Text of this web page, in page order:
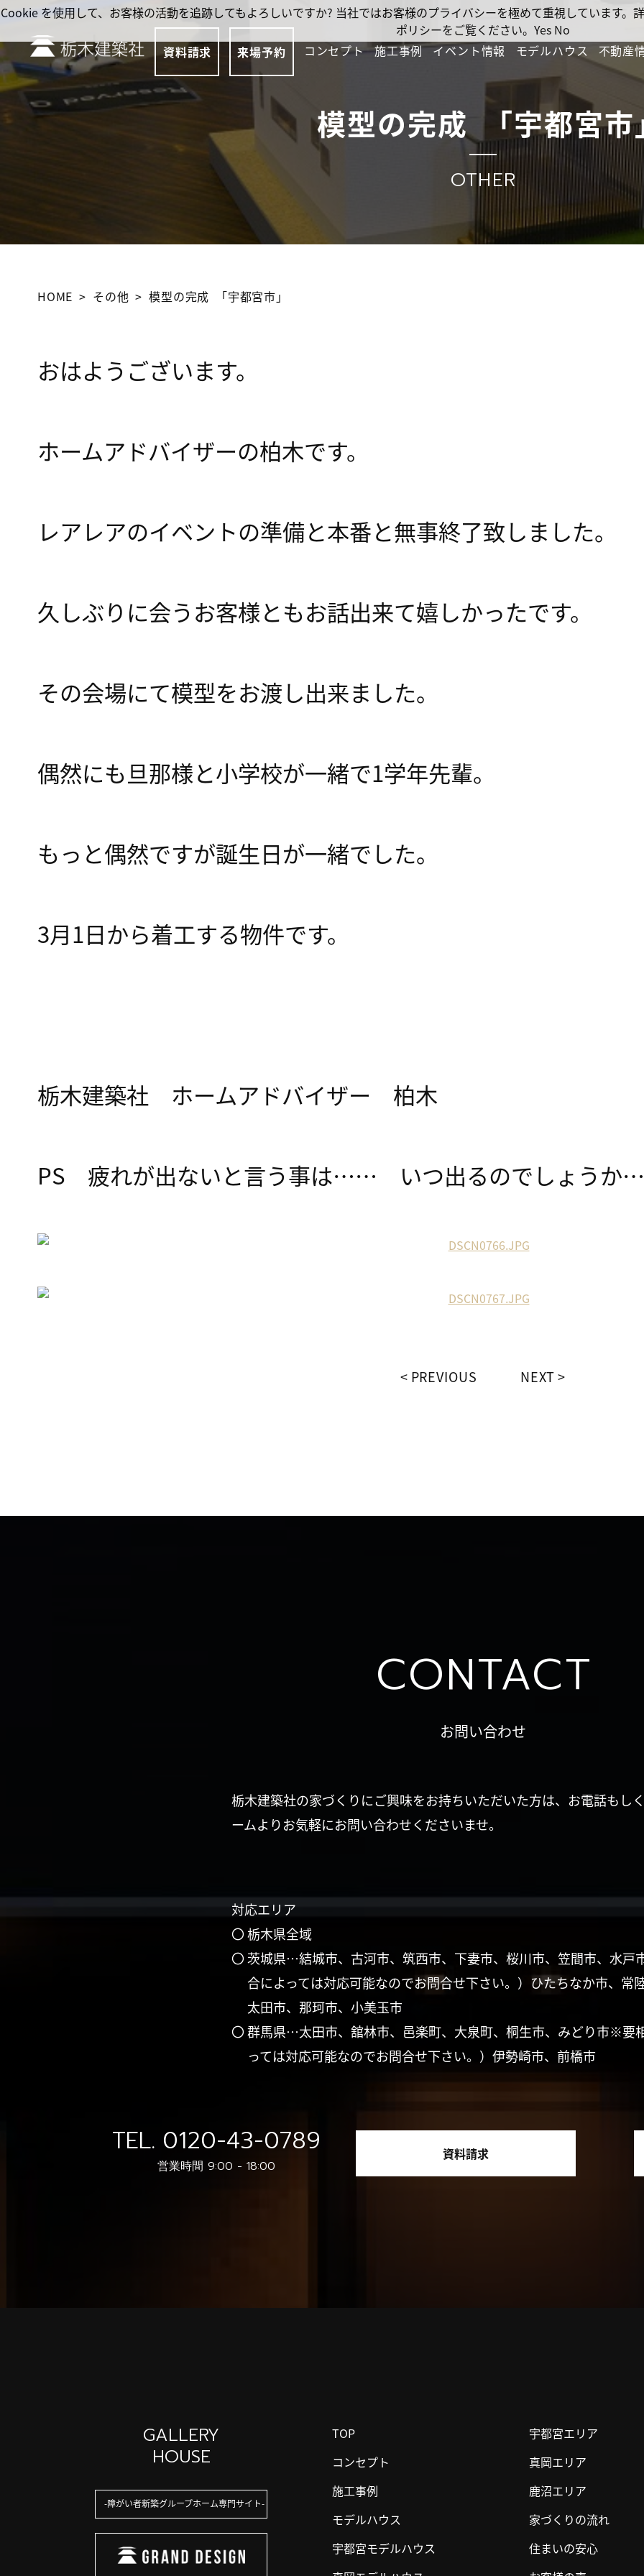
資料請求 来場予約 コンセプト 施工事例 イベント情報 モデルハウス 不動産
模型の完成 ｢宇都宮市
OTHER
HOME その他 模型の完成 ｢宇都宮市｣
おはようございます。
ホームアドバイザーの柏木です。
レアレアのイベントの準備と本番と無事終了致しました。
久しぶりに会うお客様ともお話出来て嬉しかったです。
その会場にて模型をお渡し出来ました。
偶然にも旦那様と小学校が一緒で1学年先輩。
もっと偶然ですが誕生日が一緒でした。
3月1日から着工する物件です。
栃木建築社 ホームアドバイザー 柏木
PS 疲れが出ないと言う事は…… いつ出るのでしょう
PREVIOUS NEXT
CONTACT
お問い合わせ
栃木建築社の家づくりにご興味をお持ちいただいた方は、お電話もし
ームよりお気軽にお問い合わせくださいませ。
対応エリア
〇 栃木県全域
〇 茨城県…結城市、古河市、筑西市、下妻市、桜川市、笠間市、水
合によっては対応可能なのでお問合せ下さい。）ひたちなか市、常
太田市、那珂市、小美玉市
〇 群馬県…太田市、舘林市、邑楽町、大泉町、桐生市、みどり市※要
っては対応可能なのでお問合せ下さい。）伊勢崎市、前橋市
TEL. 0120-43-0789
営業時間 9:00 - 18:00
資料請求
GALLERY
HOUSE
障がい者新築グループホーム専門サイト
TOP
コンセプト
施工事例
モデルハウス
宇都宮モデルハウス
宇都宮エリア
真岡エリア
鹿沼エリア
家づくりの流れ
住まいの安心
Cookie を使用して、お客様の活動を追跡してもよろしいですか? 当社ではお客様のプライバシーを極めて重視しています
ポリシーをご覧ください。 Yes No